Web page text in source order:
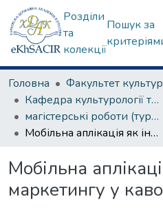
Розділи
та
колекції
Пошук за
Головна
Кафедра культурології та музеєзнавства
магістерські роботи (туризм та рекреація)
Мобільна аплікація як інструмент маркетингу у кавовому туризмі
Мобільна
маркетингу у